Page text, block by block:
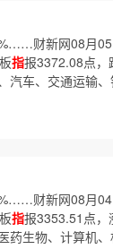
财新网08月
指报3372.08点，
汽车、交通运输
财新网08月
指报3353.51点，
药生物、计算机